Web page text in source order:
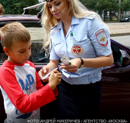
ФОТО: АНДРЕЙ НИКЕРИЧЕВ / АГЕНТСТВО «МОСКВА»